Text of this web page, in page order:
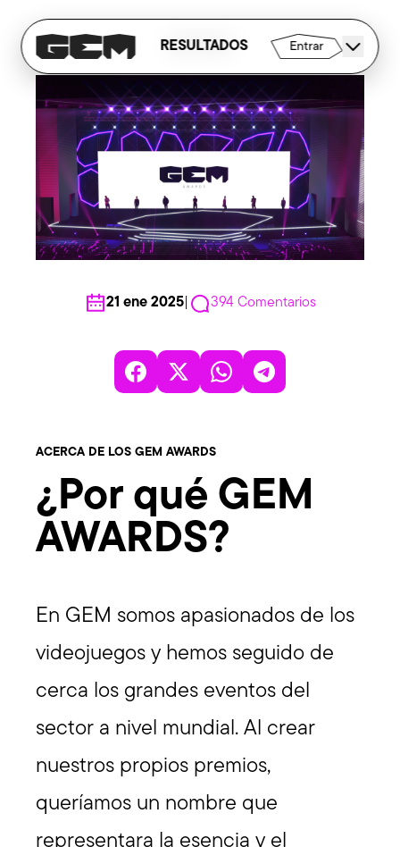
RESULTADOS Entrar
NOTICIAS
21 ene 2025 394 Comentarios
ACERCA DE LOS GEM AWARDS
¿Por qué GEM
AWARDS?
En GEM somos apasionados de los
videojuegos y hemos seguido de
cerca los grandes eventos del
sector a nivel mundial. Al crear
nuestros propios premios,
queríamos un nombre que
representara la esencia y el